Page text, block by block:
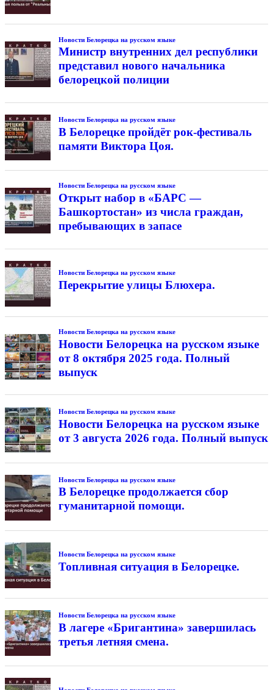
Новости Белорецка на русском языке
Министр внутренних дел республики
представил нового начальника
белорецкой полиции
Новости Белорецка на русском языке
В Белорецке пройдёт рок-фестиваль
памяти Виктора Цоя.
Новости Белорецка на русском языке
Открыт набор в «БАРС —
Башкортостан» из числа граждан,
пребывающих в запасе
Новости Белорецка на русском языке
Перекрытие улицы Блюхера.
Новости Белорецка на русском языке
Новости Белорецка на русском языке
от 8 октября 2025 года. Полный
выпуск
Новости Белорецка на русском языке
Новости Белорецка на русском языке
от 3 августа 2026 года. Полный выпуск
Новости Белорецка на русском языке
В Белорецке продолжается сбор
гуманитарной помощи.
Новости Белорецка на русском языке
Топливная ситуация в Белорецке.
Новости Белорецка на русском языке
В лагере «Бригантина» завершилась
третья летняя смена.